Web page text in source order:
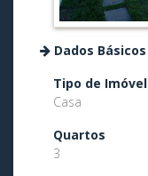
Dados
Tipo de Imóvel
Casa
Quartos
3